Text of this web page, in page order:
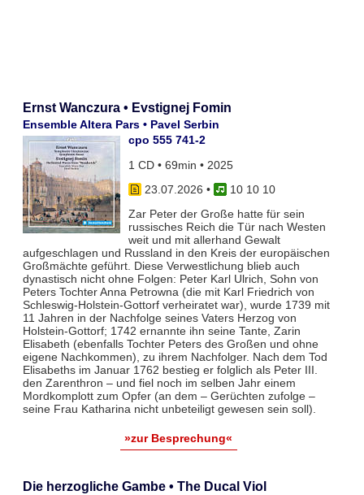
Ernst Wanczura • Evstignej Fomin
Ensemble Altera Pars • Pavel Serbin
cpo 555 741-2
1 CD • 69min • 2025
23.07.2026 •
10 10 10
Zar Peter der Große hatte für sein
russisches Reich die Tür nach Westen
weit und mit allerhand Gewalt
aufgeschlagen und Russland in den Kreis der europäischen
Großmächte geführt. Diese Verwestlichung blieb auch
dynastisch nicht ohne Folgen: Peter Karl Ulrich, Sohn von
Peters Tochter Anna Petrowna (die mit Karl Friedrich von
Schleswig-Holstein-Gottorf verheiratet war), wurde 1739 mit
11 Jahren in der Nachfolge seines Vaters Herzog von
Holstein-Gottorf; 1742 ernannte ihn seine Tante, Zarin
Elisabeth (ebenfalls Tochter Peters des Großen und ohne
eigene Nachkommen), zu ihrem Nachfolger. Nach dem Tod
Elisabeths im Januar 1762 bestieg er folglich als Peter III.
den Zarenthron – und fiel noch im selben Jahr einem
Mordkomplott zum Opfer (an dem – Gerüchten zufolge –
seine Frau Katharina nicht unbeteiligt gewesen sein soll).
»zur Besprechung«
Die herzogliche Gambe • The Ducal Viol